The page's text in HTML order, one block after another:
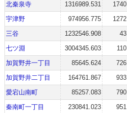
北秦泉寺
1316989.531 1740
宇津野
974956.775 1272
三谷
1232546.908 43
七ツ淵
3004345.603 110
加賀野井一丁目
85645.624 726
加賀野井二丁目
164761.867 933
愛宕山南町
85257.083 790
秦南町一丁目
230841.023 951